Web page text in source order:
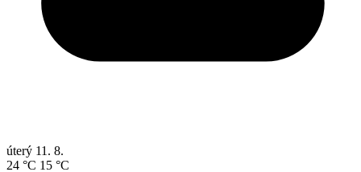
úterý 11. 8.
24 °C 15 °C